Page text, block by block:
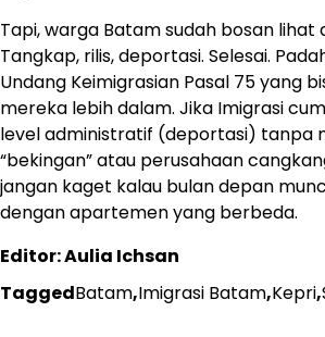
Tapi, warga Batam sudah bosan lihat
Tangkap, rilis, deportasi. Selesai.
Undang Keimigrasian Pasal 75 yang
mereka lebih dalam. Jika Imigrasi
level administratif (deportasi) tanpa
“bekingan” atau perusahaan
jangan kaget kalau bulan depan
dengan apartemen yang berbeda.
Editor: Aulia Ichsan
TaggedBatam,Imigrasi Batam,Kepri,